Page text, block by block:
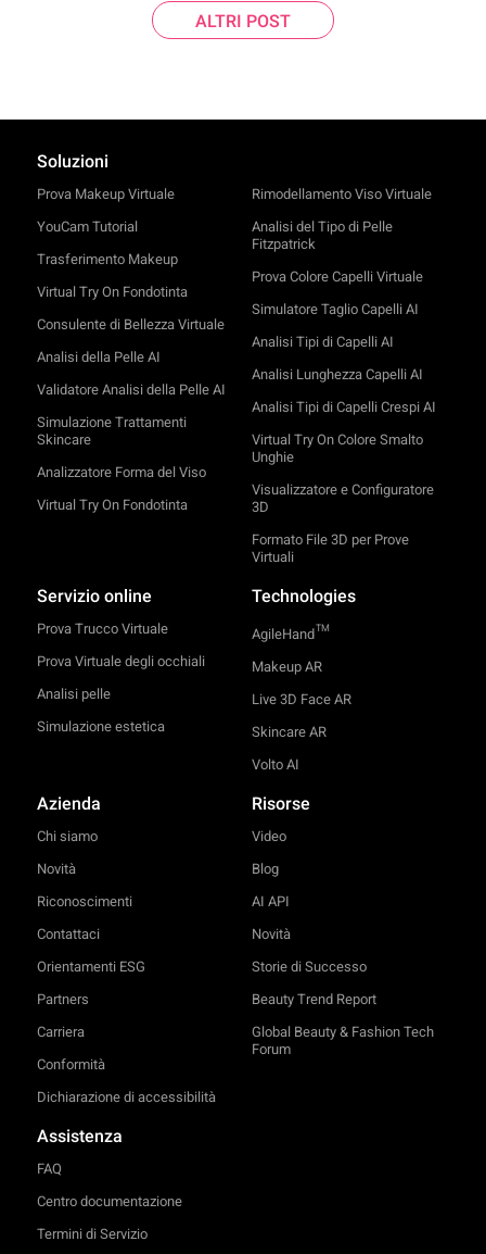
ALTRI POST
Soluzioni
Prova Makeup Virtuale
YouCam Tutorial
Trasferimento Makeup
Virtual Try On Fondotinta
Consulente di Bellezza Virtuale
Analisi della Pelle AI
Validatore Analisi della Pelle AI
Simulazione Trattamenti
Skincare
Analizzatore Forma del Viso
Virtual Try On Fondotinta
Rimodellamento Viso Virtuale
Analisi del Tipo di Pelle
Fitzpatrick
Prova Colore Capelli Virtuale
Simulatore Taglio Capelli AI
Analisi Tipi di Capelli AI
Analisi Lunghezza Capelli AI
Analisi Tipi di Capelli Crespi AI
Virtual Try On Colore Smalto
Unghie
Visualizzatore e Configuratore
3D
Formato File 3D per Prove
Virtuali
Servizio online
Prova Trucco Virtuale
Prova Virtuale degli occhiali
Analisi pelle
Simulazione estetica
Technologies
AgileHandTM
Makeup AR
Live 3D Face AR
Skincare AR
Volto AI
Azienda
Chi siamo
Novità
Riconoscimenti
Contattaci
Orientamenti ESG
Partners
Carriera
Conformità
Dichiarazione di accessibilità
Risorse
Video
Blog
AI API
Novità
Storie di Successo
Beauty Trend Report
Global Beauty & Fashion Tech
Forum
Assistenza
FAQ
Centro documentazione
Termini di Servizio